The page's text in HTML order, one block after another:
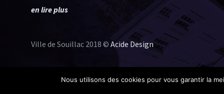
en lire plus
Ville de Souillac 2018 © Acide Design
Nous utilisons des cookies pour vous garantir la